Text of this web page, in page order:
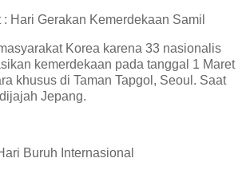
Hari Gerakan Kemerdekaan Samil
Korea karena 33 nasionalis
kemerdekaan pada tanggal 1 Maret
khusus di Taman Tapgol, Seoul. Saat
Jepang.
Buruh Internasional